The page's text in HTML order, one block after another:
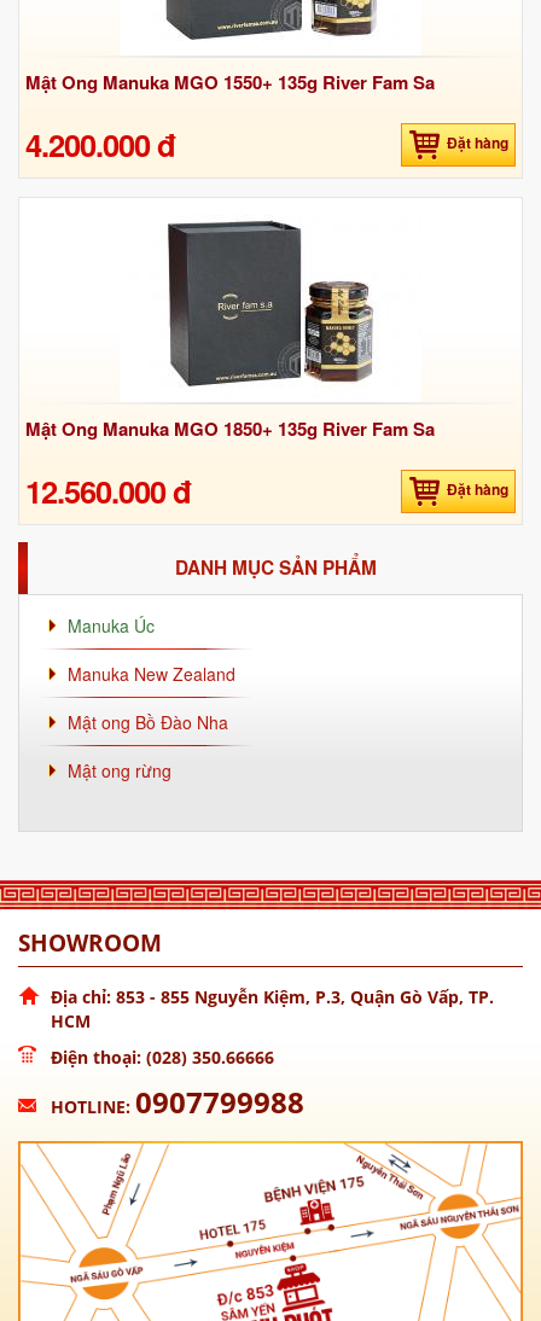
Mật Ong Manuka MGO 1550+ 135g River Fam Sa
4.200.000 đ Đặt hàng
Mật Ong Manuka MGO 1850+ 135g River Fam Sa
12.560.000 đ Đặt hàng
DANH MỤC SẢN PHẨM
Manuka Úc
Manuka New Zealand
Mật ong Bồ Đào Nha
Mật ong rừng
SHOWROOM
Địa chỉ: 853 - 855 Nguyễn Kiệm, P.3, Quận Gò Vấp, TP.
HCM
Điện thoại: (028) 350.66666
HOTLINE: 0907799988